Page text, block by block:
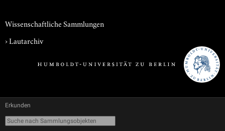
Wissenschaftliche Sammlungen
›Lautarchiv
Erkunden